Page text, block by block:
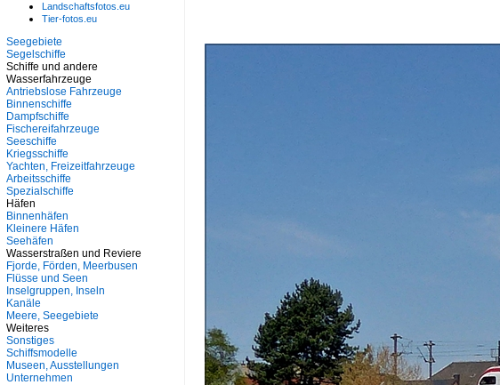
Landschaftsfotos.eu
Tier-fotos.eu
Seegebiete
Segelschiffe
Schiffe und andere
Wasserfahrzeuge
Antriebslose Fahrzeuge
Binnenschiffe
Dampfschiffe
Fischereifahrzeuge
Seeschiffe
Kriegsschiffe
Yachten, Freizeitfahrzeuge
Arbeitsschiffe
Spezialschiffe
Häfen
Binnenhäfen
Kleinere Häfen
Seehäfen
Wasserstraßen und Reviere
Fjorde, Förden, Meerbusen
Flüsse und Seen
Inselgruppen, Inseln
Kanäle
Meere, Seegebiete
Weiteres
Sonstiges
Schiffsmodelle
Museen, Ausstellungen
Unternehmen